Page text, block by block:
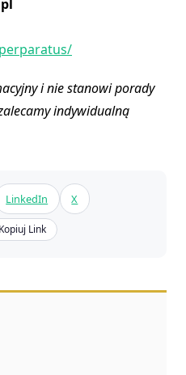
i nie stanowi porady
indywidualną
LinkedIn X
Kopiuj Link